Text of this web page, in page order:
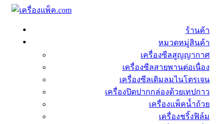
ร้านค้า
หมวดหมู่สินค้า
เครื่องซีลสูญญากาศ
เครื่องซีลสายพานต่อเนื่อง
เครื่องซีลเติมลมไนโตรเจน
เครื่องปิดปากกล่องด้วยเทปกาว
เครื่องแพ็คน้ำถ้วย
เครื่องชริ้งฟิล์ม